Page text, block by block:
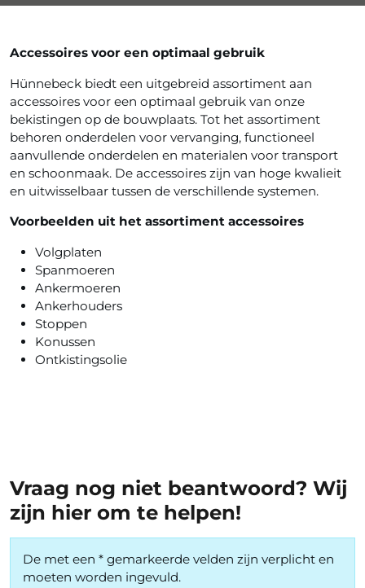
Accessoires voor een optimaal gebruik
Hünnebeck biedt een uitgebreid assortiment aan
accessoires voor een optimaal gebruik van onze
bekistingen op de bouwplaats. Tot het assortiment
behoren onderdelen voor vervanging, functioneel
aanvullende onderdelen en materialen voor transport
en schoonmaak. De accessoires zijn van hoge kwalieit
en uitwisselbaar tussen de verschillende systemen.
Voorbeelden uit het assortiment accessoires
Volgplaten
Spanmoeren
Ankermoeren
Ankerhouders
Stoppen
Konussen
Ontkistingsolie
Vraag nog niet beantwoord? Wij
zijn hier om te helpen!
De met een * gemarkeerde velden zijn verplicht en
moeten worden ingevuld.